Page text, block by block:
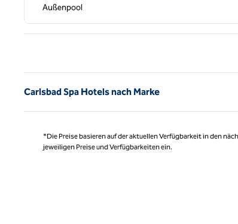
Außenpool
Carlsbad Spa Hotels nach Marke
*Die Preise basieren auf der aktuellen Verfügbarkeit in den
jeweiligen Preise und Verfügbarkeiten ein.